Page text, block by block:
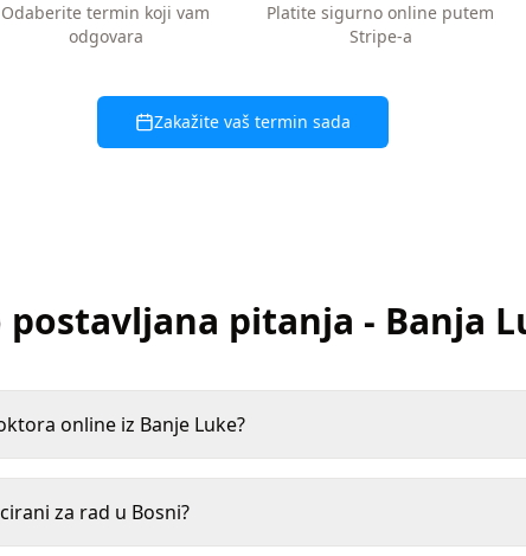
Odaberite termin koji vam
odgovara
Platite sigurno online putem
Stripe-a
Zakažite vaš termin sada
postavljana pitanja - Banja
online iz Banje Luke?
za rad u Bosni?